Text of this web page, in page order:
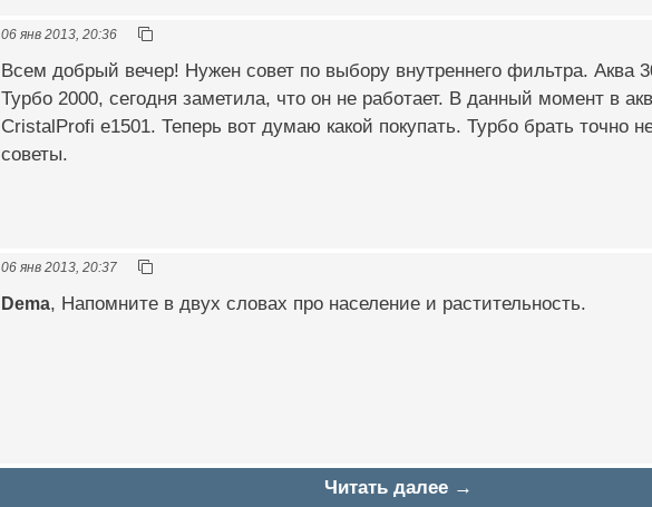
06 янв 2013, 20:36
Всем добрый вечер! Нужен совет по выбору внутреннего фильтра. Аква
Турбо 2000, сегодня заметила, что он не работает. В данный момент в
CristalProfi e1501. Теперь вот думаю какой покупать. Турбо брать точно
советы.
06 янв 2013, 20:37
Dema, Напомните в двух словах про население и растительность.
Читать далее →